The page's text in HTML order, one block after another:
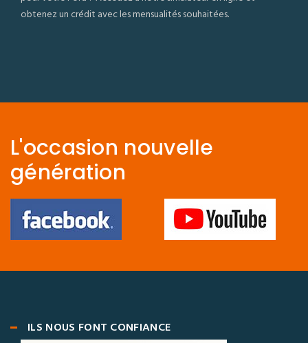
obtenez un crédit avec les mensualités souhaitées.
L'occasion nouvelle
génération
ILS NOUS FONT CONFIANCE